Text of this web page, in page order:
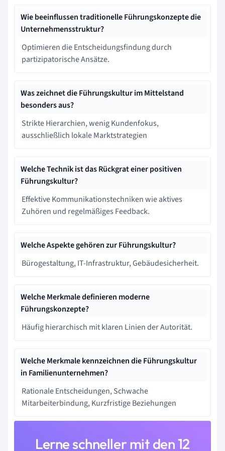
Wie beeinflussen traditionelle Führungskonzepte die
Unternehmensstruktur?
Optimieren die Entscheidungsfindung durch
partizipatorische Ansätze.
Was zeichnet die Führungskultur im Mittelstand
besonders aus?
Strikte Hierarchien, wenig Kundenfokus,
ausschließlich lokale Marktstrategien
Welche Technik ist das Rückgrat einer positiven
Führungskultur?
Effektive Kommunikationstechniken wie aktives
Zuhören und regelmäßiges Feedback.
Welche Aspekte gehören zur Führungskultur?
Bürogestaltung, IT-Infrastruktur, Gebäudesicherheit.
Welche Merkmale definieren moderne
Führungskonzepte?
Häufig hierarchisch mit klaren Linien der Autorität.
Welche Merkmale kennzeichnen die Führungskultur
in Familienunternehmen?
Rationale Entscheidungen, Schwache
Mitarbeiterbindung, Kurzfristige Beziehungen
Lerne schneller mit den 12